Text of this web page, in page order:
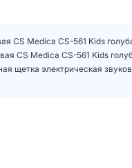
CS Medica CS-561 Kids
CS Medica CS-561 Kids
щетка электрическая